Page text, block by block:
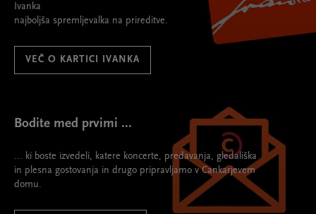
Ivanka
najboljša spremljevalka na prireditve.
VEČ O KARTICI IVANKA
Bodite med prvimi ...
... ki boste izvedeli, katere koncerte, predavanja, gledališka
in plesna gostovanja in drugo pripravljamo v Cankarjevem
domu.